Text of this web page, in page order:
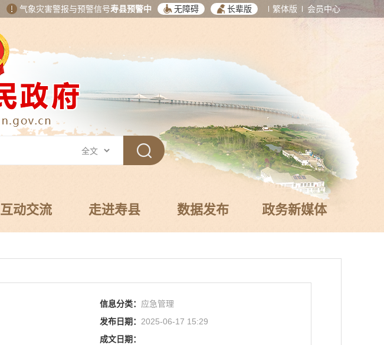
气象灾害警报与预警信号寿县预警中 无障碍 长辈版 繁体版 会员中心
互动交流 走进寿县 数据发布 政务新媒体
信息分类： 应急管理
发布日期： 2025-06-17 15:29
成文日期：